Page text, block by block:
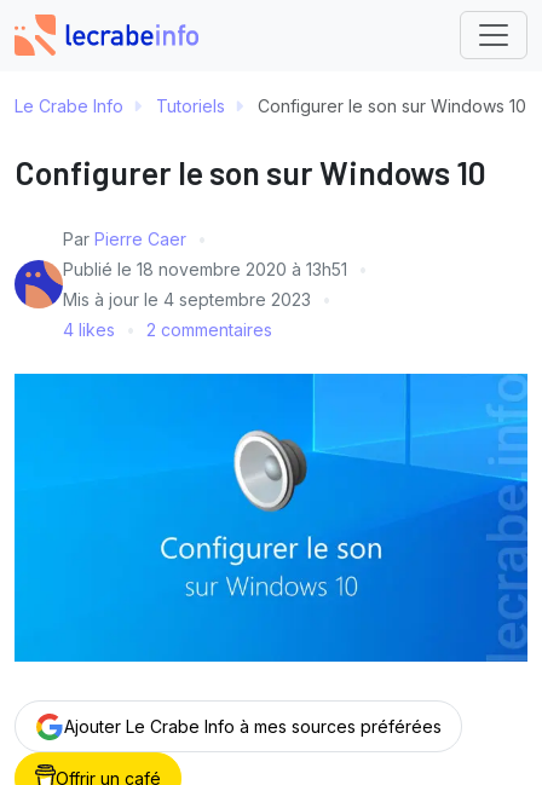
Le Crabe Info Tutoriels Configurer le son sur Windows 10
Configurer le son sur Windows 10
Par Pierre Caer
Publié le 18 novembre 2020 à 13h51
Mis à jour le 4 septembre 2023
4 likes
2 commentaires
Ajouter Le Crabe Info à mes sources préférées
Offrir un café